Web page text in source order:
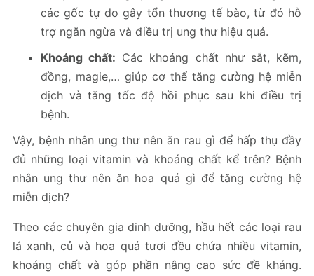
các gốc tự do gây tổn thương tế bào, từ đó hỗ
trợ ngăn ngừa và điều trị ung thư hiệu quả.
Khoáng chất: Các khoáng chất như sắt, kẽm,
đồng, magie,… giúp cơ thể tăng cường hệ miễn
dịch và tăng tốc độ hồi phục sau khi điều trị
bệnh.
Vậy, bệnh nhân ung thư nên ăn rau gì để hấp thụ đầy
đủ những loại vitamin và khoáng chất kể trên? Bệnh
nhân ung thư nên ăn hoa quả gì để tăng cường hệ
miễn dịch?
Theo các chuyên gia dinh dưỡng, hầu hết các loại rau
lá xanh, củ và hoa quả tươi đều chứa nhiều vitamin,
khoáng chất và góp phần nâng cao sức đề kháng.